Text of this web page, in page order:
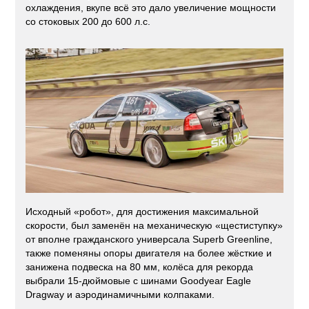
охлаждения, вкупе всё это дало увеличение мощности
со стоковых 200 до 600 л.с.
Исходный «робот», для достижения максимальной
скорости, был заменён на механическую «щестиступку»
от вполне гражданского универсала Superb Greenline,
также поменяны опоры двигателя на более жёсткие и
занижена подвеска на 80 мм, колёса для рекорда
выбрали 15-дюймовые с шинами Goodyear Eagle
Dragway и аэродинамичными колпаками.